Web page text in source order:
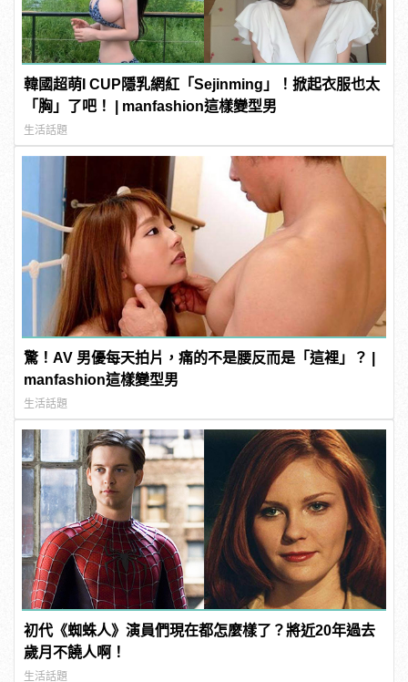
韓國超萌I CUP隱乳網紅「Sejinming」！掀起衣服也太
「胸」了吧！ | manfashion這樣變型男
生活話題
驚！AV 男優每天拍片，痛的不是腰反而是「這裡」？ |
manfashion這樣變型男
生活話題
初代《蜘蛛人》演員們現在都怎麼樣了？將近20年過去
歲月不饒人啊！
生活話題